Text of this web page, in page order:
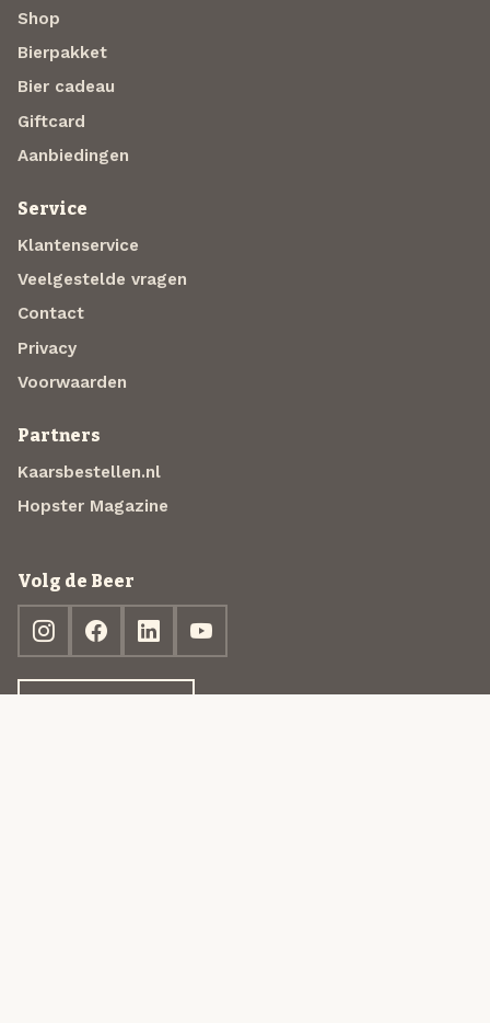
Shop
Bierpakket
Bier cadeau
Giftcard
Aanbiedingen
Service
Klantenservice
Veelgestelde vragen
Contact
Privacy
Voorwaarden
Partners
Kaarsbestellen.nl
Hopster Magazine
Volg de Beer